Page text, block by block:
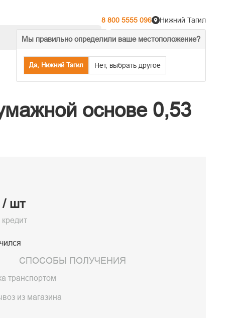
8 800 5555 096
Мы правильно определили ваше местоположение?
Да, Нижний Тагил Нет, выбрать другое
Нижний Тагил
% Акции Распродажа
основе 0,53
/ шт
СПОСОБЫ ПОЛУЧЕНИЯ
транспортом
из магазина